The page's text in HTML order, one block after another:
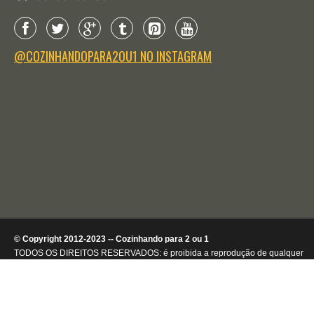
@COZINHANDOPARA2OU1 NO INSTAGRAM
© Copyright 2012-2023 -- Cozinhando para 2 ou 1
TODOS OS DIREITOS RESERVADOS: é proibida a reprodução de qualquer